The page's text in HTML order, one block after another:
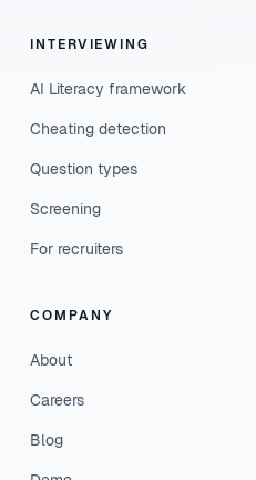
INTERVIEWING
AI Literacy framework
Cheating detection
Question types
Screening
For recruiters
COMPANY
About
Careers
Blog